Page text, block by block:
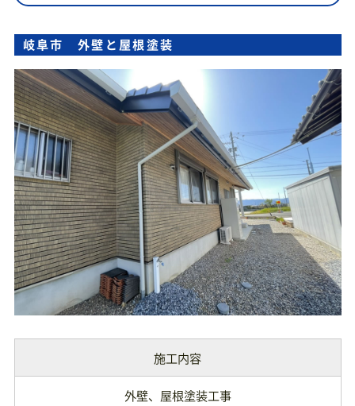
岐阜市 外壁と屋根塗装
施工内容
外壁、屋根塗装工事